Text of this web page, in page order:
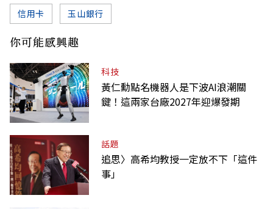
信用卡 玉山銀行
你可能感興趣
科技
黃仁勳點名機器人是下波AI浪潮關
鍵！這兩家台廠2027年迎爆發期
話題
追思〉高希均教授一定放不下「這件
事」